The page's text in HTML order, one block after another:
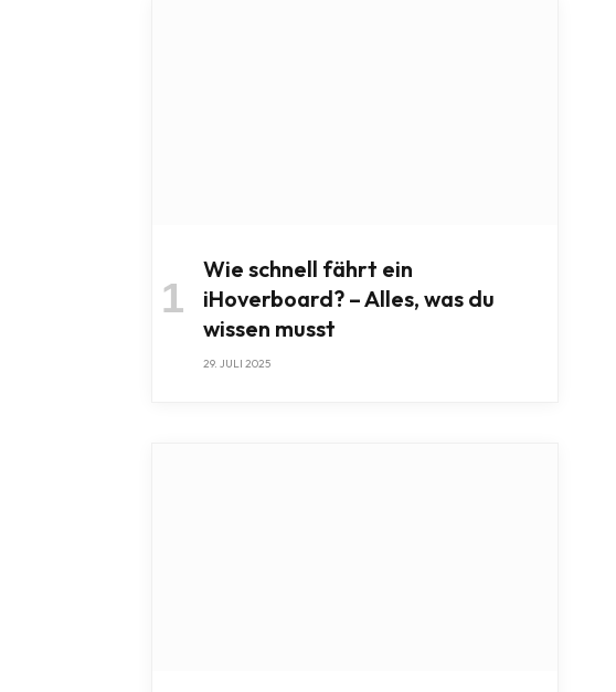
Wie schnell fährt ein
iHoverboard? – Alles, was du
wissen musst
29. JULI 2025